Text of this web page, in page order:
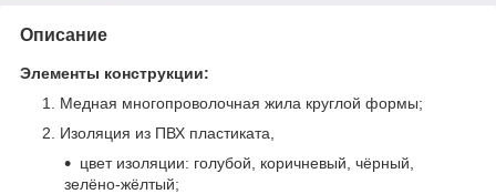
Описание
Элементы конструкции:
Медная многопроволочная жила круглой формы;
Изоляция из ПВХ пластиката,
цвет изоляции: голубой, коричневый, чёрный,
зелёно-жёлтый;